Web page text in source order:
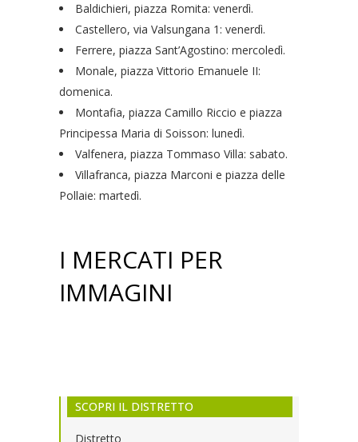
Baldichieri, piazza Romita: venerdì.
Castellero, via Valsungana 1: venerdì.
Ferrere, piazza Sant’Agostino: mercoledì.
Monale, piazza Vittorio Emanuele II:
domenica.
Montafia, piazza Camillo Riccio e piazza
Principessa Maria di Soisson: lunedì.
Valfenera, piazza Tommaso Villa: sabato.
Villafranca, piazza Marconi e piazza delle
Pollaie: martedì.
I MERCATI PER
IMMAGINI
SCOPRI IL DISTRETTO
Distretto